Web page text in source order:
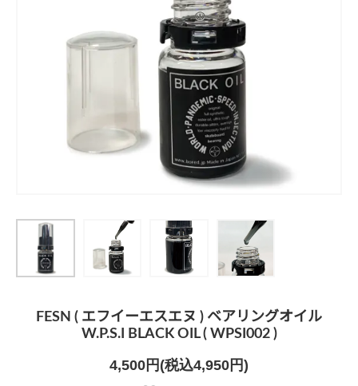
FESN ( エフイーエスエヌ ) ベアリングオイル
W.P.S.I BLACK OIL ( WPSI002 )
4,500円(税込4,950円)